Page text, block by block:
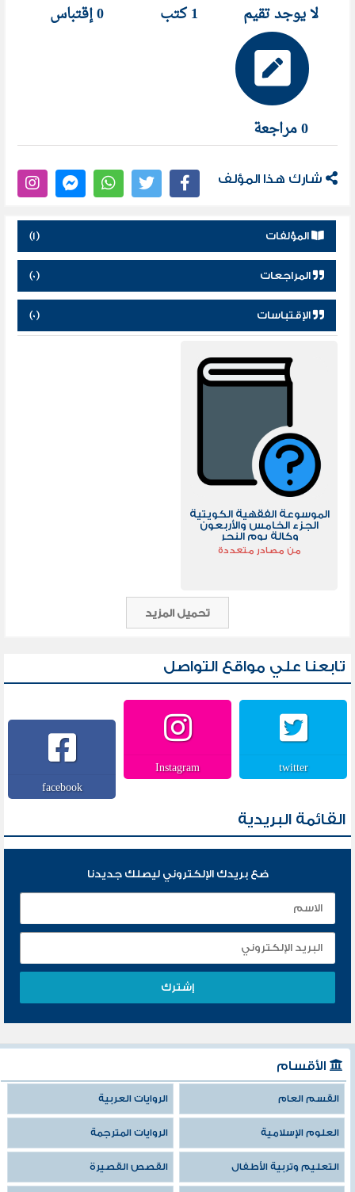
لا يوجد تقيم 1 كتب 0 إقتباس
0 مراجعة
شارك هذا المؤلف
المؤلفات (1)
المراجعات (0)
الإقتباسات (0)
الموسوعة الفقهية الكويتية
الجزء الخامس والأربعون
وكالة يوم النحر
من مصادر متعددة
تحميل المزيد
تابعنا علي مواقع التواصل
twitter
Instagram
facebook
القائمة البريدية
ضع بريدك الإلكتروني ليصلك جديدنا
الأقسام
القسم العام الروايات العربية
العلوم الإسلامية الروايات المترجمة
التعليم وتربية الأطفال القصص القصيرة